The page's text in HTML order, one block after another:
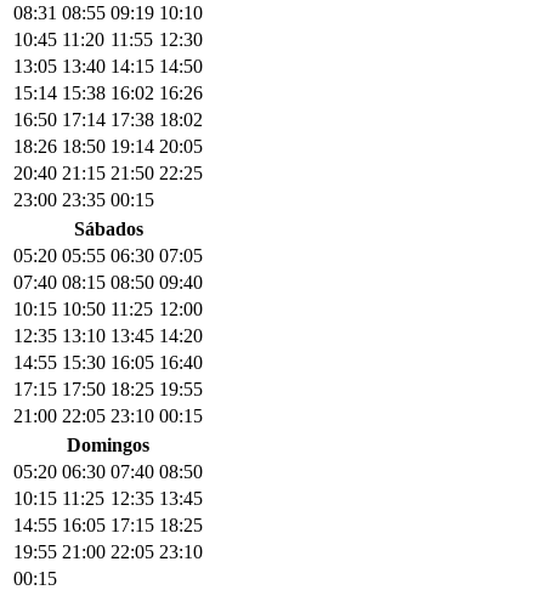
08:31 08:55 09:19 10:10
10:45 11:20 11:55 12:30
13:05 13:40 14:15 14:50
15:14 15:38 16:02 16:26
16:50 17:14 17:38 18:02
18:26 18:50 19:14 20:05
20:40 21:15 21:50 22:25
23:00 23:35 00:15
Sábados
05:20 05:55 06:30 07:05
07:40 08:15 08:50 09:40
10:15 10:50 11:25 12:00
12:35 13:10 13:45 14:20
14:55 15:30 16:05 16:40
17:15 17:50 18:25 19:55
21:00 22:05 23:10 00:15
Domingos
05:20 06:30 07:40 08:50
10:15 11:25 12:35 13:45
14:55 16:05 17:15 18:25
19:55 21:00 22:05 23:10
00:15